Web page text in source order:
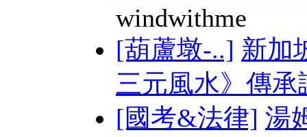
windwithme
[葫蘆墩-..] 新加
三元風水》傳承
[國考&法律] 湯